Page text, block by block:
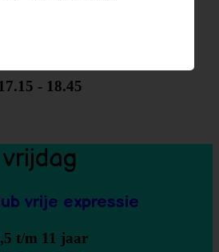
17.15 - 18.45
vrijdag
vrije expressie
t/m 11 jaar